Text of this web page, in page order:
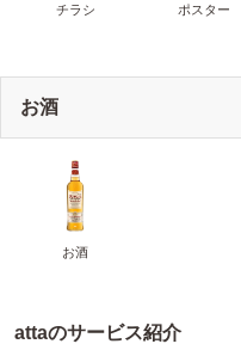
チラシ ポスター
お酒
お酒
attaのサービス紹介